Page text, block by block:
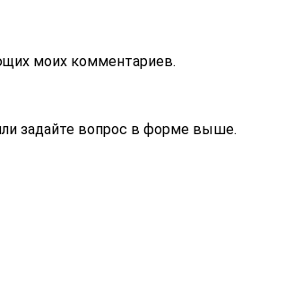
моих комментариев.
задайте вопрос в форме выше.